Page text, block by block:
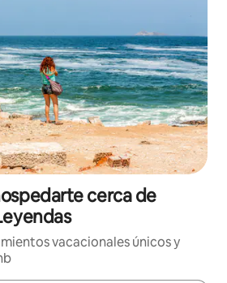
cerca de
vacacionales únicos y